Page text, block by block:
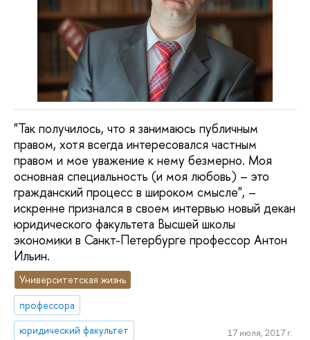
"Так получилось, что я занимаюсь публичным
правом, хотя всегда интересовался частным
правом и мое уважение к нему безмерно. Моя
основная специальность (и моя любовь) – это
гражданский процесс в широком смысле", –
искренне признался в своем интервью новый декан
юридического факультета Высшей школы
экономики в Санкт-Петербурге профессор Антон
Ильин.
Университетская жизнь
профессора
юридический факультет
17 июля, 2017 г.